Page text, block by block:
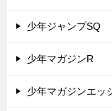
少年ジャンプSQ
少年マガジンR
少年マガジンエッ